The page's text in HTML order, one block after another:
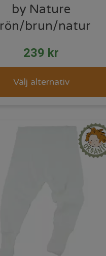
by Nature
brun/natur
239 kr
Välj alternativ